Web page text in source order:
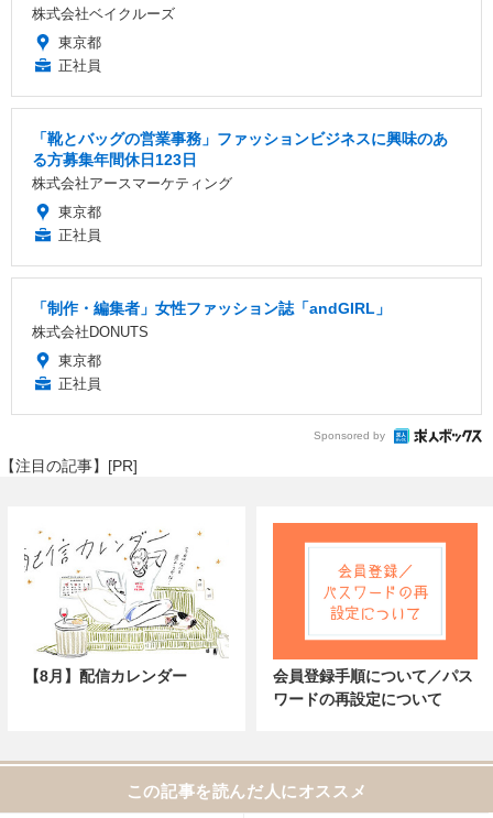
株式会社ベイクルーズ
東京都
正社員
「靴とバッグの営業事務」ファッションビジネスに興味のあ
る方募集年間休日123日
株式会社アースマーケティング
東京都
正社員
「制作・編集者」女性ファッション誌「andGIRL」
株式会社DONUTS
東京都
正社員
Sponsored by
【注目の記事】[PR]
【8月】配信カレンダー
会員登録手順について／パス
ワードの再設定について
この記事を読んだ人にオススメ